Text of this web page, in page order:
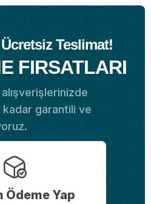
Teslimat!
FIRSATLARI
kadar garantili ve
Ödeme Yap